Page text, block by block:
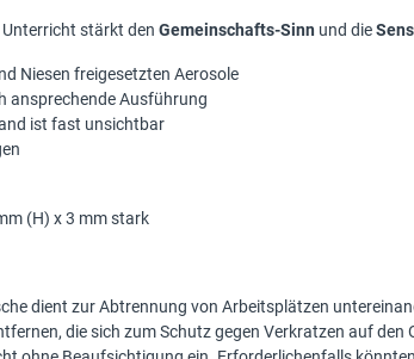
Unterricht stärkt den Gemeinschafts-Sinn und die
Niesen freigesetzten Aerosole
ansprechende Ausführung
ist fast unsichtbar
(H) x 3 mm stark
dient zur Abtrennung von Arbeitsplätzen
die sich zum Schutz gegen Verkratzen auf